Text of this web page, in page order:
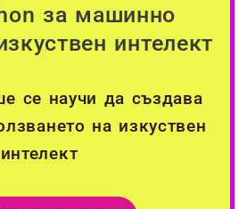
за машинно
интелект
се научи да създава
на изкуствен
интелект